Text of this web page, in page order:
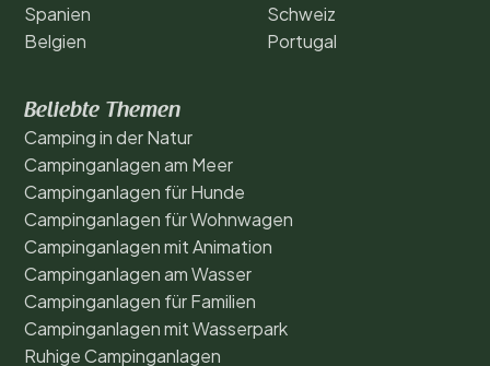
Spanien
Belgien
Schweiz
Portugal
Beliebte Themen
Camping in der Natur
Campinganlagen am Meer
Campinganlagen für Hunde
Campinganlagen für Wohnwagen
Campinganlagen mit Animation
Campinganlagen am Wasser
Campinganlagen für Familien
Campinganlagen mit Wasserpark
Ruhige Campinganlagen